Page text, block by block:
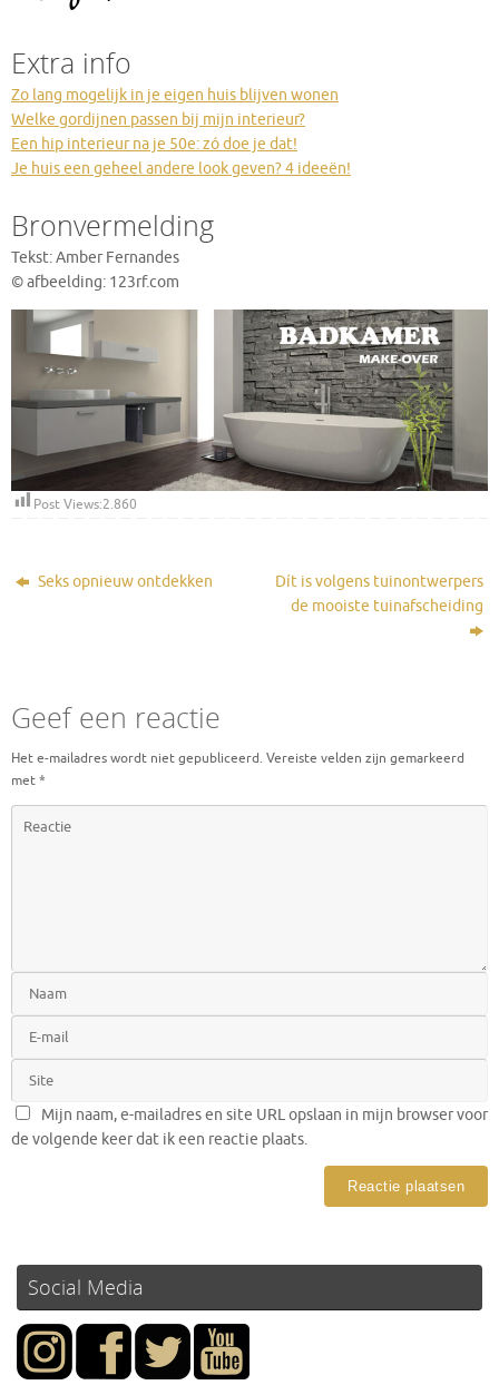
Extra info
Zo lang mogelijk in je eigen huis blijven wonen
Welke gordijnen passen bij mijn interieur?
Een hip interieur na je 50e: zó doe je dat!
Je huis een geheel andere look geven? 4 ideeën!
Bronvermelding
Tekst: Amber Fernandes
© afbeelding: 123rf.com
Post Views:2.860
Seks opnieuw ontdekken
Dít is volgens tuinontwerpers
de mooiste tuinafscheiding
Geef een reactie
Het e-mailadres wordt niet gepubliceerd. Vereiste velden zijn gemarkeerd
met*
Mijn naam, e-mailadres en site URL opslaan in mijn browser voor
de volgende keer dat ik een reactie plaats.
Social Media